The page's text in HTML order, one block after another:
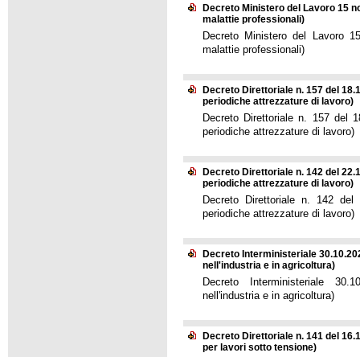
Decreto Ministero del Lavoro 15
malattie professionali)
Decreto Ministero del Lavoro
malattie professionali)
Decreto Direttoriale n. 157 del
periodiche attrezzature di lavoro)
Decreto Direttoriale n. 157 del
periodiche attrezzature di lavoro)
Decreto Direttoriale n. 142 del
periodiche attrezzature di lavoro)
Decreto Direttoriale n. 142 del
periodiche attrezzature di lavoro)
Decreto Interministeriale
nell'industria e in agricoltura)
Decreto Interministeriale
nell'industria e in agricoltura)
Decreto Direttoriale n. 141 del
per lavori sotto tensione)